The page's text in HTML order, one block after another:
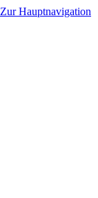
Zur Hauptnavigation